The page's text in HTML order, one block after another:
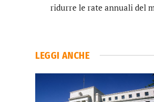
ridurre le rate annuali del
LEGGI ANCHE